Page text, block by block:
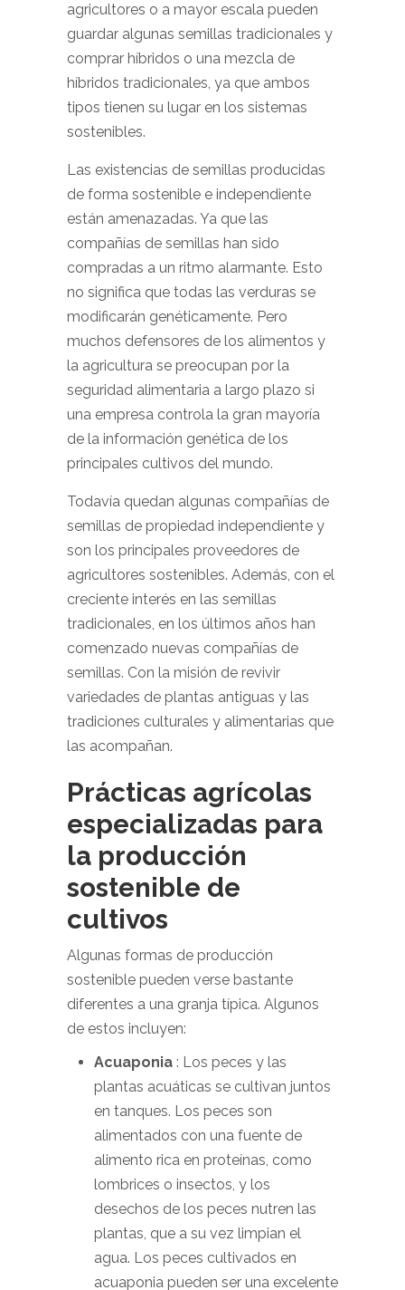
agricultores o a mayor escala pueden
guardar algunas semillas tradicionales y
comprar híbridos o una mezcla de
híbridos tradicionales, ya que ambos
tipos tienen su lugar en los sistemas
sostenibles.
Las existencias de semillas producidas
de forma sostenible e independiente
están amenazadas. Ya que las
compañías de semillas han sido
compradas a un ritmo alarmante. Esto
no significa que todas las verduras se
modificarán genéticamente. Pero
muchos defensores de los alimentos y
la agricultura se preocupan por la
seguridad alimentaria a largo plazo si
una empresa controla la gran mayoría
de la información genética de los
principales cultivos del mundo.
Todavía quedan algunas compañías de
semillas de propiedad independiente y
son los principales proveedores de
agricultores sostenibles. Además, con el
creciente interés en las semillas
tradicionales, en los últimos años han
comenzado nuevas compañías de
semillas. Con la misión de revivir
variedades de plantas antiguas y las
tradiciones culturales y alimentarias que
las acompañan.
Prácticas agrícolas
especializadas para
la producción
sostenible de
cultivos
Algunas formas de producción
sostenible pueden verse bastante
diferentes a una granja típica. Algunos
de estos incluyen:
Acuaponia : Los peces y las
plantas acuáticas se cultivan juntos
en tanques. Los peces son
alimentados con una fuente de
alimento rica en proteínas, como
lombrices o insectos, y los
desechos de los peces nutren las
plantas, que a su vez limpian el
agua. Los peces cultivados en
acuaponia pueden ser una excelente